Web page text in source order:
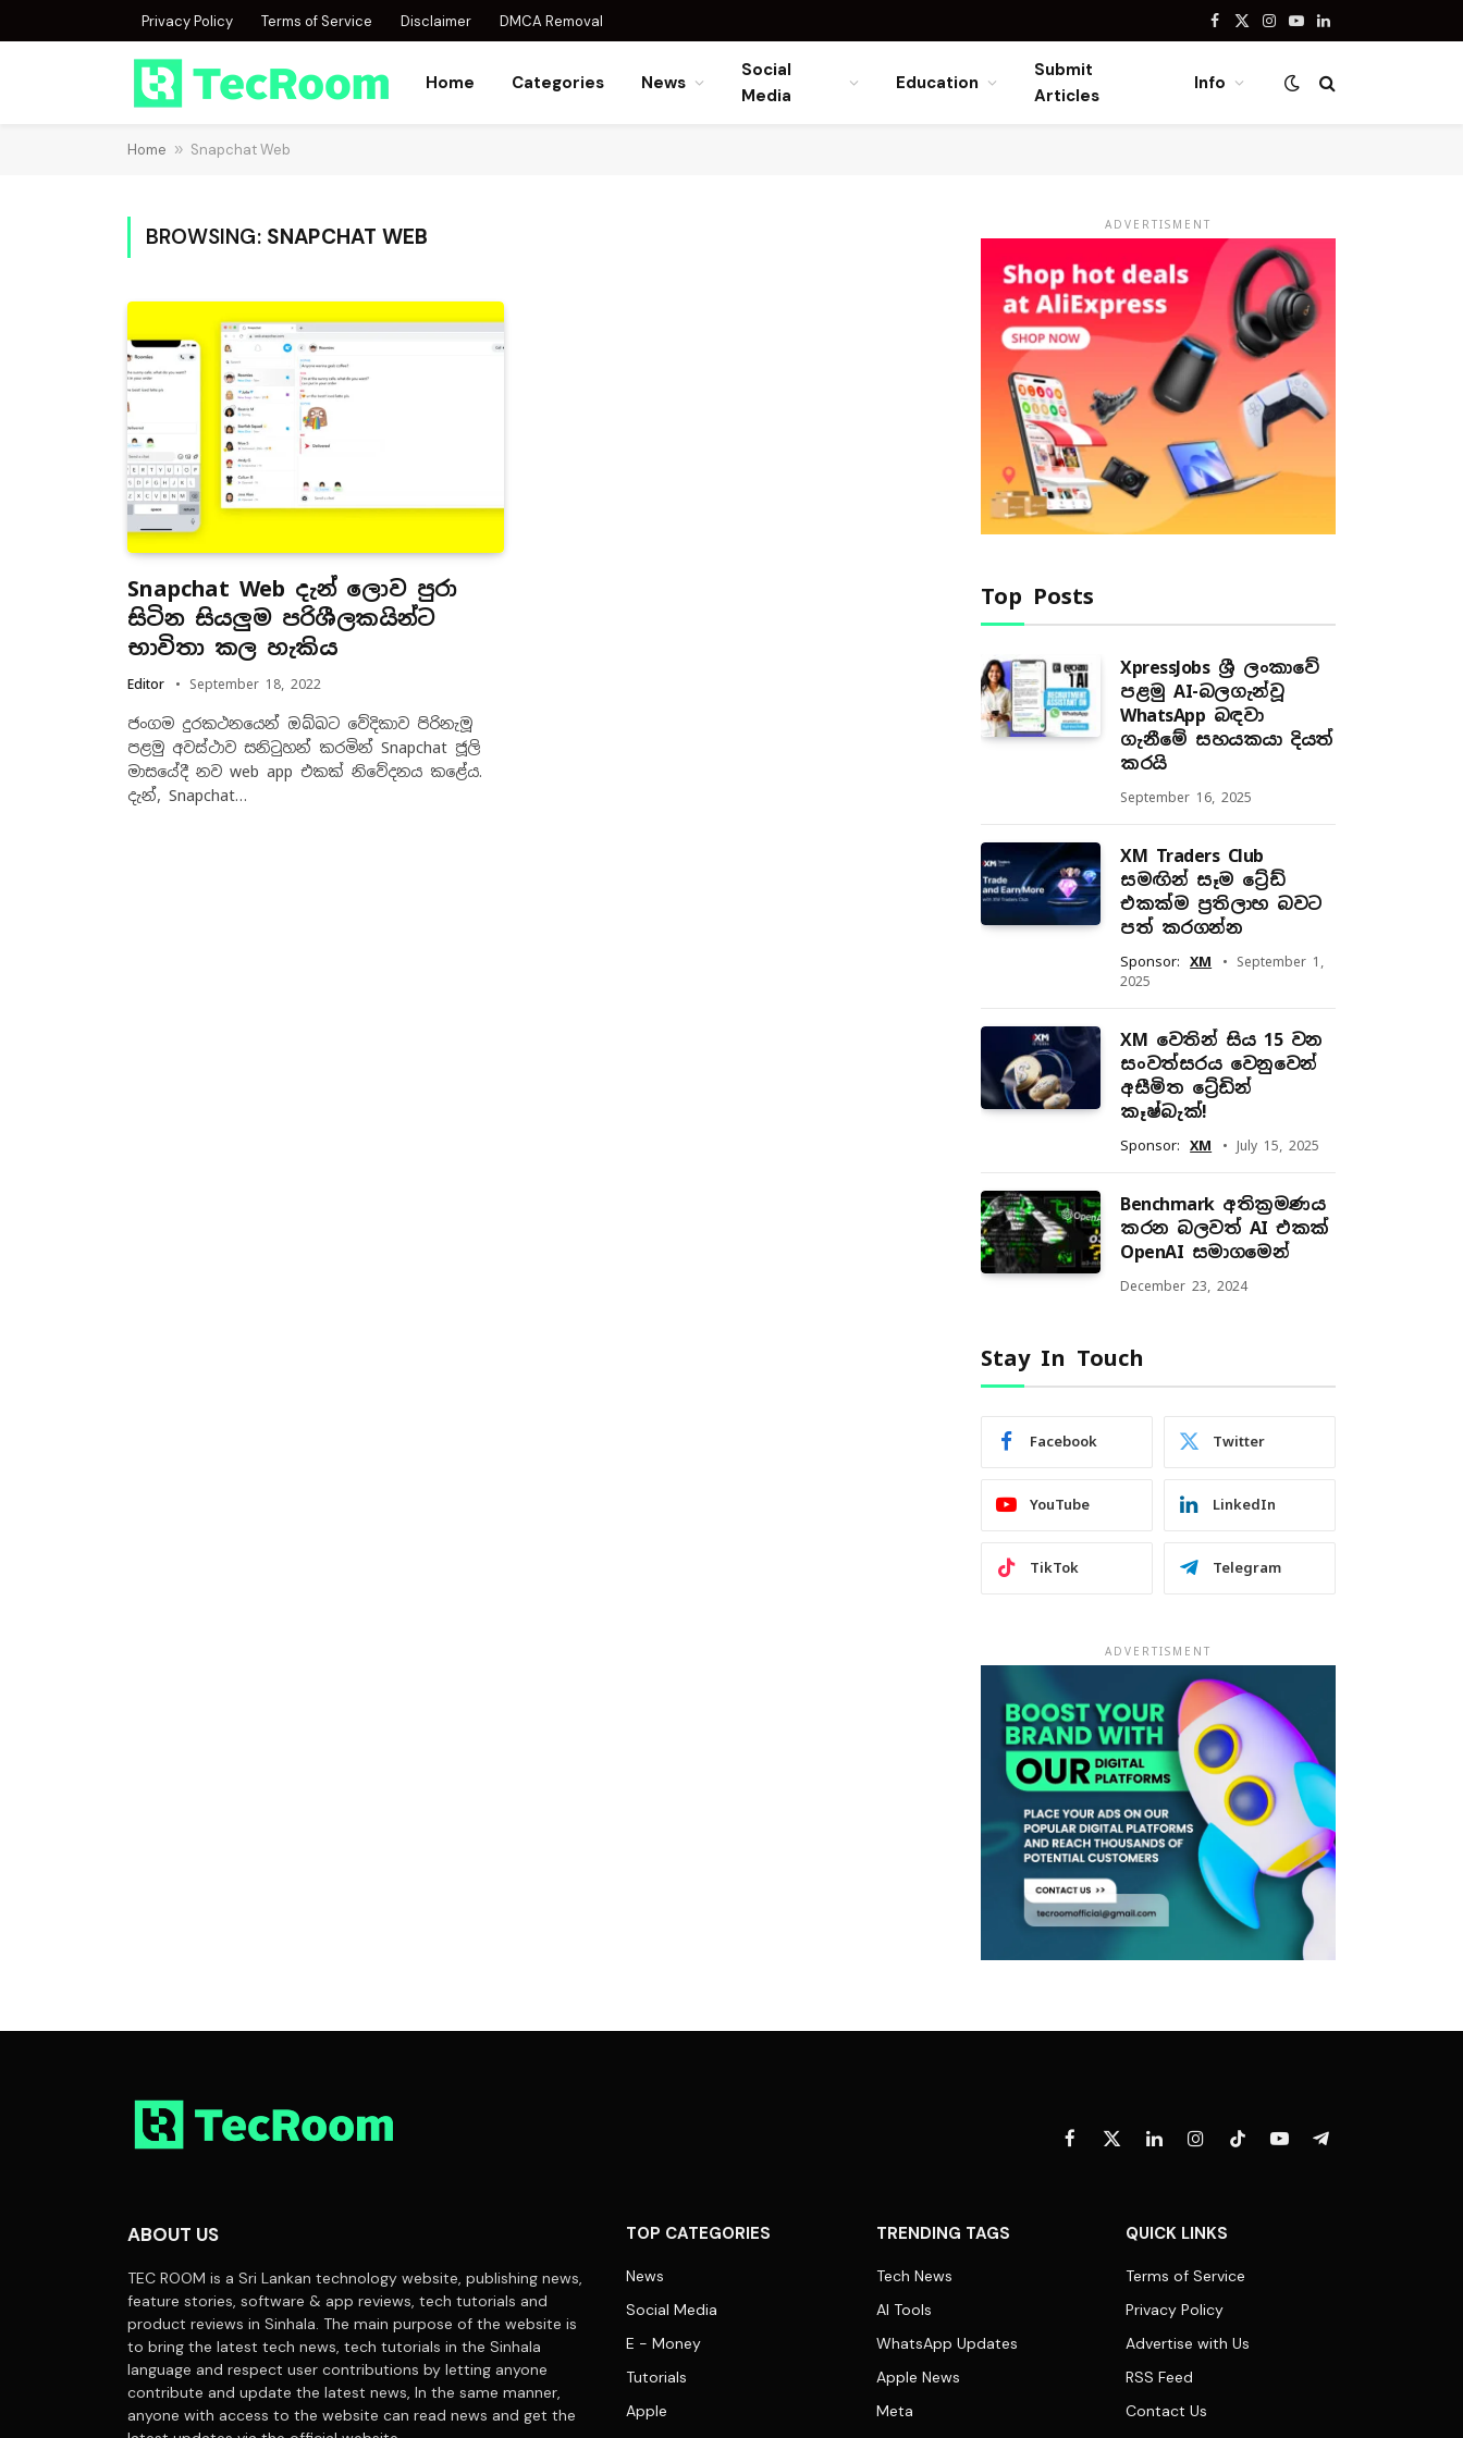
Privacy Policy Terms of Service Disclaimer DMCA Removal Facebook
X
Instagram
YouTubeLinkedIn
Home Categories News
Social
Media
Education
Submit
Articles
Info
Home » Snapchat Web
BROWSING: SNAPCHAT WEB
Snapchat Web දැන් ලොව පුරා
සිටින සියලුම පරිශීලකයින්ට
භාවිතා කල හැකිය
Editor September 18, 2022
ජංගම දුරකථනයෙන් ඔබ්බට වේදිකාව පිරිනැමූ
පළමු අවස්ථාව සනිටුහන් කරමින් Snapchat ජූලි
මාසයේදී නව web app එකක් නිවේදනය කළේය.
දැන්, Snapchat…
ADVERTISMENT
Top Posts
XpressJobs ශ්‍රී ලංකාවේ
පළමු AI-බලගැන්වූ
WhatsApp බඳවා
ගැනීමේ සහයකයා දියත්
කරයි
September 16, 2025
XM Traders Club
සමඟින් සෑම ට්‍රේඩ්
එකක්ම ප්‍රතිලාභ බවට
පත් කරගන්න
Sponsor: XM
September 1,
2025
XM වෙතින් සිය 15 වන
සංවත්සරය වෙනුවෙන්
අසීමිත ට්‍රේඩින්
කෑෂ්බැක්!
Sponsor: XM July 15, 2025
Benchmark අතික්‍රමණය
කරන බලවත් AI එකක්
OpenAI සමාගමෙන්
December 23, 2024
Stay In Touch
Facebook Twitter
YouTube LinkedIn
TikTok Telegram
ADVERTISMENT
Facebook
X
LinkedInInstagramTikTokYouTubeTelegram
ABOUT US
TEC ROOM is a Sri Lankan technology website, publishing news,
feature stories, software & app reviews, tech tutorials and
product reviews in Sinhala. The main purpose of the website is
to bring the latest tech news, tech tutorials in the Sinhala
language and respect user contributions by letting anyone
contribute and update the latest news, In the same manner,
anyone with access to the website can read news and get the
TOP CATEGORIES
News
Social Media
E - Money
Tutorials
Apple
TRENDING TAGS
Tech News
AI Tools
WhatsApp Updates
Apple News
Meta
QUICK LINKS
Terms of Service
Privacy Policy
Advertise with Us
RSS Feed
Contact Us